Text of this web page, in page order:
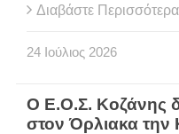
Διαβάστε Περισσότερα
24 Ιούλιος 2026
Ο Ε.Ο.Σ. Κοζάνης
στον Όρλιακα την